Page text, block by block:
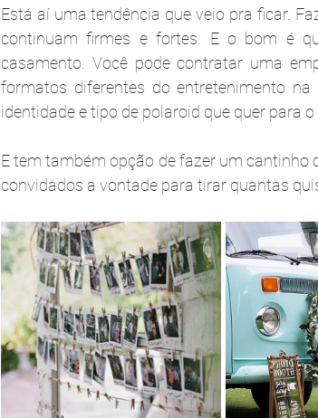
Está aí uma tendência que veio pra ficar.
continuam firmes e fortes. E o bom é
casamento. Você pode contratar uma
formatos diferentes do entretenimento
identidade e tipo de polaroid que quer para o
E tem também opção de fazer um
convidados a vontade para tirar quantas